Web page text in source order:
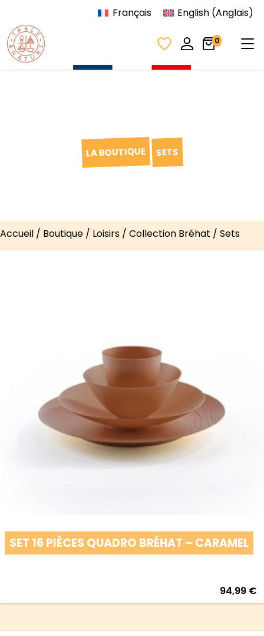
Français English (Anglais)
0
LA BOUTIQUE SETS
Accueil / Boutique / Loisirs / Collection Bréhat / Sets
SET 16 PIÈCES QUADRO BRÉHAT – CARAMEL
94,99 €